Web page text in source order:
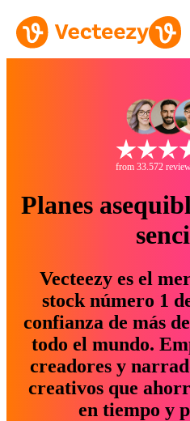
from 33.572
Planes
Vecteezy es el
stock número 1
confianza de más
todo el mundo.
creadores y
creativos que
en tiempo y